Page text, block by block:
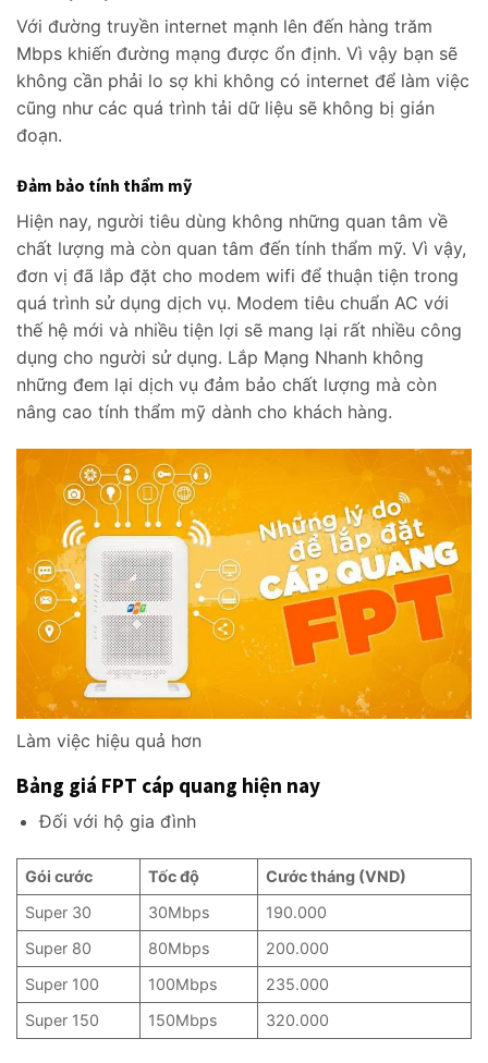
Với đường truyền internet mạnh lên đến hàng trăm
Mbps khiến đường mạng được ổn định. Vì vậy bạn sẽ
không cần phải lo sợ khi không có internet để làm việc
cũng như các quá trình tải dữ liệu sẽ không bị gián
đoạn.
Đảm bảo tính thẩm mỹ
Hiện nay, người tiêu dùng không những quan tâm về
chất lượng mà còn quan tâm đến tính thẩm mỹ. Vì vậy,
đơn vị đã lắp đặt cho modem wifi để thuận tiện trong
quá trình sử dụng dịch vụ. Modem tiêu chuẩn AC với
thế hệ mới và nhiều tiện lợi sẽ mang lại rất nhiều công
dụng cho người sử dụng. Lắp Mạng Nhanh không
những đem lại dịch vụ đảm bảo chất lượng mà còn
nâng cao tính thẩm mỹ dành cho khách hàng.
Làm việc hiệu quả hơn
Bảng giá FPT cáp quang hiện nay
Đối với hộ gia đình
Gói cước Tốc độ
Cước tháng (VND)
Super 30
30Mbps
190.000
Super 80
80Mbps
200.000
Super 100
100Mbps
235.000
Super 150
150Mbps 320.000